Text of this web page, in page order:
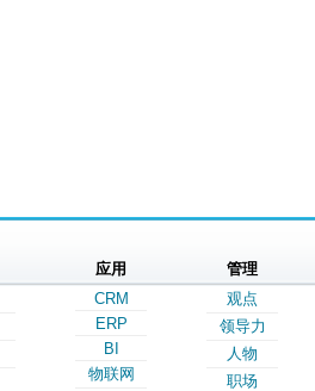
应用
CRM
ERP
BI
物联网
管理
观点
领导力
人物
职场